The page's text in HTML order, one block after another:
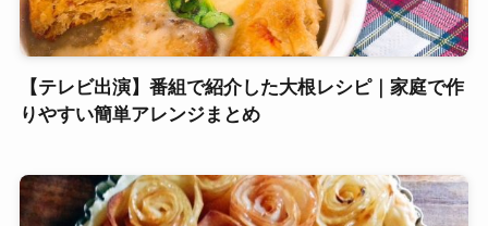
【テレビ出演】番組で紹介した大根レシピ｜家庭で作
りやすい簡単アレンジまとめ